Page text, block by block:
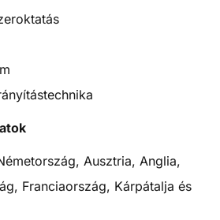
Ausztria, Anglia,
Franciaország, Kárpátalja és